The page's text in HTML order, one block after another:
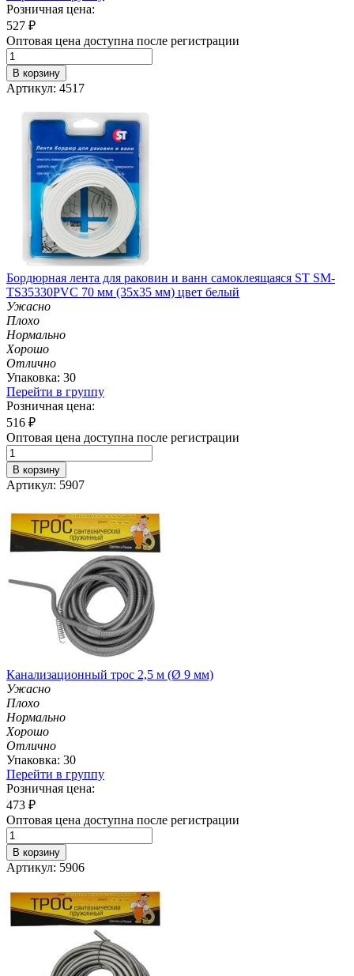
Розничная цена:
527 ₽
Оптовая цена доступна после регистрации
В корзину
Артикул: 4517
Бордюрная лента для раковин и ванн самоклеящаяся ST SM-
TS35330PVC 70 мм (35х35 мм) цвет белый
Ужасно
Плохо
Нормально
Хорошо
Отлично
Упаковка: 30
Перейти в группу
Розничная цена:
516 ₽
Оптовая цена доступна после регистрации
В корзину
Артикул: 5907
Канализационный трос 2,5 м (Ø 9 мм)
Ужасно
Плохо
Нормально
Хорошо
Отлично
Упаковка: 30
Перейти в группу
Розничная цена:
473 ₽
Оптовая цена доступна после регистрации
В корзину
Артикул: 5906